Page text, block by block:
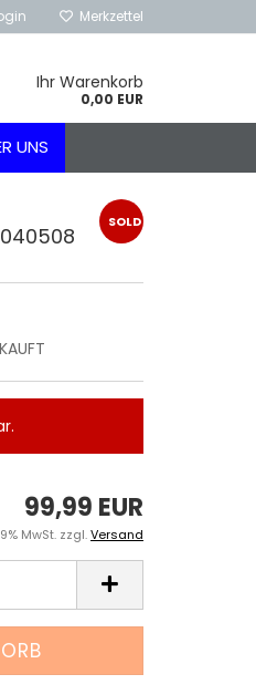
Merkzettel
Ihr Warenkorb
0,00 EUR
UNS
SOLD
99,99 EUR
MwSt. zzgl.Versand